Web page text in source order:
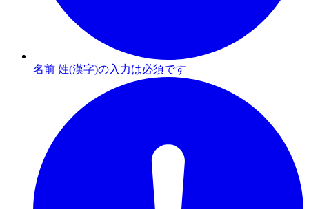
名前 姓(漢字)の入力は必須です